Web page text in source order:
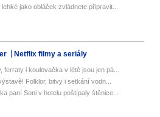
jako obláček zvládnete připravit...
Netflix filmy a seriály
ferraty i koulovačka v létě jsou jen pá...
Folklor, bitvy i setkání vodn...
paní Soni v hotelu poštípaly štěnice...